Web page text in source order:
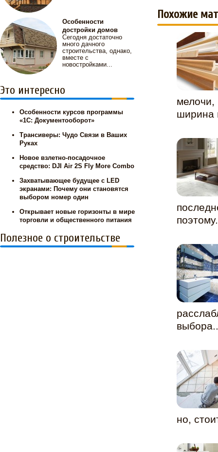
Особенности
достройки домов
Сегодня достаточно
много дачного
строительства, однако,
вместе с
новостройками...
Это интересно
Особенности курсов программы
«1С: Документооборот»
Трансиверы: Чудо Связи в Ваших
Руках
Новое взлетно-посадочное
средство: DJI Air 2S Fly More Combo
Захватывающее будущее с LED
экранами: Почему они становятся
выбором номер один
Открывает новые горизонты в мире
торговли и общественного питания
Полезное о строительстве
Похожие
мелочи,
ширина
но,